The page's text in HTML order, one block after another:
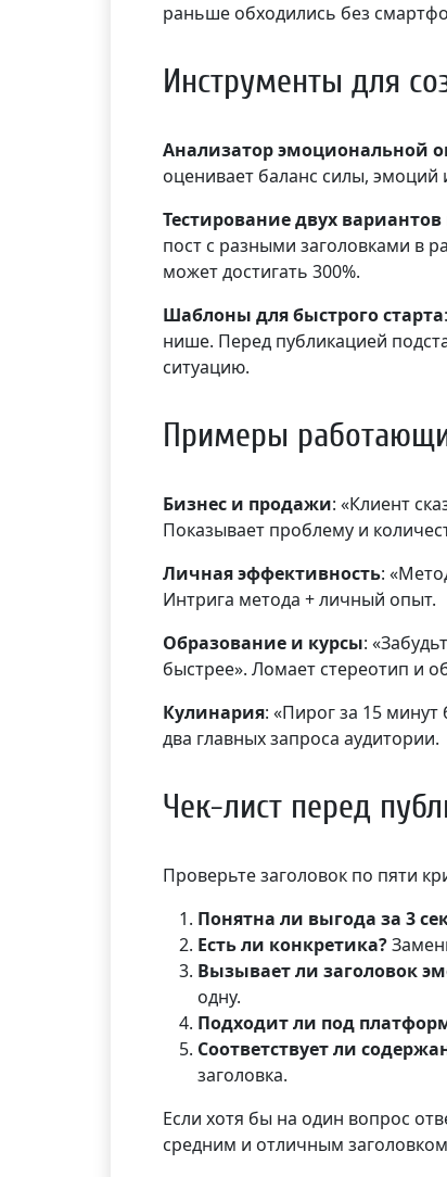
раньше обходились без
Инструменты для
Анализатор эмоциональной
оценивает баланс силы,
Тестирование двух вариантов
пост с разными заголовками в
может достигать 300%.
Шаблоны для быстрого старта
нише. Перед публикацией
ситуацию.
Примеры
Бизнес и продажи: «Клиент
Показывает проблему и
Личная эффективность:
Интрига метода + личный опыт.
Образование и курсы:
быстрее». Ломает стереотип и
Кулинария: «Пирог за 15
два главных запроса аудитории.
Чек-лист перед
Проверьте заголовок по пяти
Понятна ли выгода за 3
Есть ли конкретика?
Вызывает ли заголовок
одну.
Подходит ли под
Соответствует ли
заголовка.
Если хотя бы на один вопрос
средним и отличным